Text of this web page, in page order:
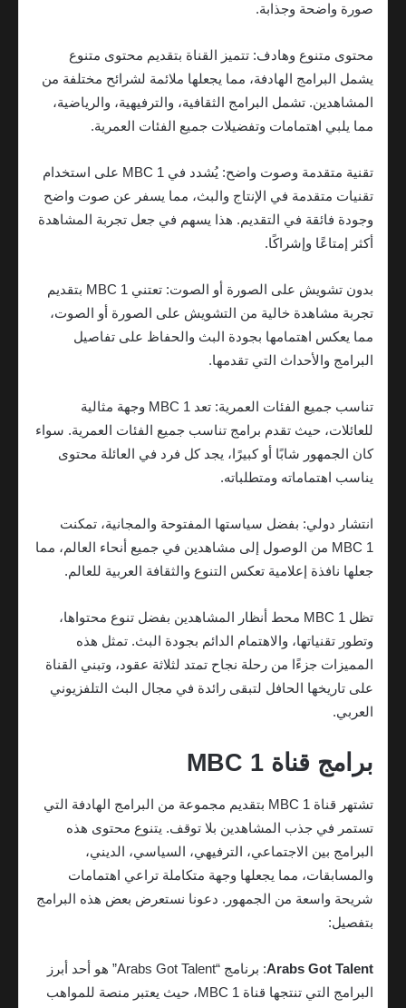
صورة واضحة وجذابة.
محتوى متنوع وهادف: تتميز القناة بتقديم محتوى متنوع
يشمل البرامج الهادفة، مما يجعلها ملائمة لشرائح مختلفة من
المشاهدين. تشمل البرامج الثقافية، والترفيهية، والرياضية،
مما يلبي اهتمامات وتفضيلات جميع الفئات العمرية.
تقنية متقدمة وصوت واضح: يُشدد في MBC 1 على استخدام
تقنيات متقدمة في الإنتاج والبث، مما يسفر عن صوت واضح
وجودة فائقة في التقديم. هذا يسهم في جعل تجربة المشاهدة
أكثر إمتاعًا وإشراكًا.
بدون تشويش على الصورة أو الصوت: تعتني MBC 1 بتقديم
تجربة مشاهدة خالية من التشويش على الصورة أو الصوت،
مما يعكس اهتمامها بجودة البث والحفاظ على تفاصيل
البرامج والأحداث التي تقدمها.
تناسب جميع الفئات العمرية: تعد MBC 1 وجهة مثالية
للعائلات، حيث تقدم برامج تناسب جميع الفئات العمرية. سواء
كان الجمهور شابًا أو كبيرًا، يجد كل فرد في العائلة محتوى
يناسب اهتماماته ومتطلباته.
انتشار دولي: بفضل سياستها المفتوحة والمجانية، تمكنت
MBC 1 من الوصول إلى مشاهدين في جميع أنحاء العالم، مما
جعلها نافذة إعلامية تعكس التنوع والثقافة العربية للعالم.
تظل MBC 1 محط أنظار المشاهدين بفضل تنوع محتواها،
وتطور تقنياتها، والاهتمام الدائم بجودة البث. تمثل هذه
المميزات جزءًا من رحلة نجاح تمتد لثلاثة عقود، وتبني القناة
على تاريخها الحافل لتبقى رائدة في مجال البث التلفزيوني
العربي.
برامج قناة MBC 1
تشتهر قناة MBC 1 بتقديم مجموعة من البرامج الهادفة التي
تستمر في جذب المشاهدين بلا توقف. يتنوع محتوى هذه
البرامج بين الاجتماعي، الترفيهي، السياسي، الديني،
والمسابقات، مما يجعلها وجهة متكاملة تراعي اهتمامات
شريحة واسعة من الجمهور. دعونا نستعرض بعض هذه البرامج
بتفصيل:
Arabs Got Talent
: برنامج “Arabs Got Talent” هو أحد أبرز
البرامج التي تنتجها قناة MBC 1، حيث يعتبر منصة للمواهب